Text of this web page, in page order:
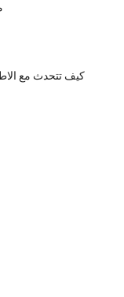
كيف تتحدث مع